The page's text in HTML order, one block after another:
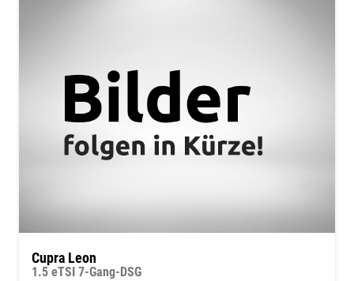
Cupra Leon
1.5 eTSI 7-Gang-DSG